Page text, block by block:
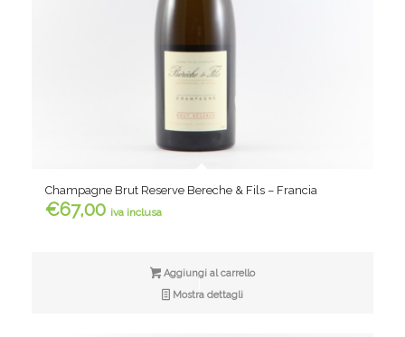
Champagne Brut Reserve Bereche & Fils – Francia
€67,00 iva inclusa
Aggiungi al carrello
Mostra dettagli